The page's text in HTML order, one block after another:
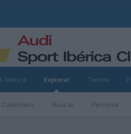
Ibérica Explorar
Calendario Buscar Personal
Tienda